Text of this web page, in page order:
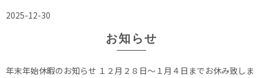
2025-12-30
お知らせ
年末年始休暇のお知らせ １２月２８日〜１月４日までお休み致しま